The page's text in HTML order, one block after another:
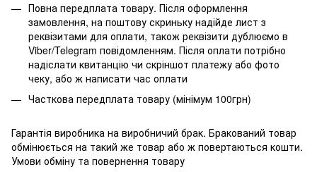
Повна передплата товару. Після оформлення
замовлення, на поштову скриньку надійде лист з
реквізитами для оплати, також реквізити дублюємо в
Viber/Telegram повідомленням. Після оплати потрібно
надіслати квитанцію чи скріншот платежу або фото
чеку, або ж написати час оплати
Часткова передплата товару (мінімум 100грн)
Гарантія виробника на виробничий брак. Бракований товар
обмінюється на такий же товар або ж повертаються кошти.
Умови обміну та повернення товару